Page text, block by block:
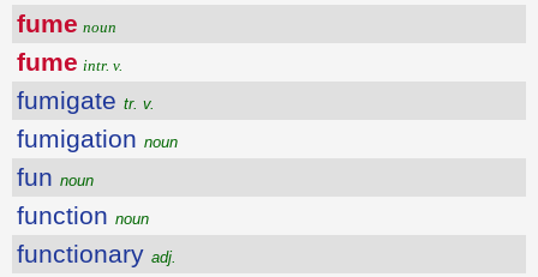
fume noun
fume intr. v.
fumigate tr. v.
fumigation noun
fun noun
function noun
functionary adj.